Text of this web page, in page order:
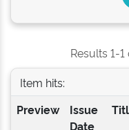
Results 1-
Item hits:
Preview
Issue
Date